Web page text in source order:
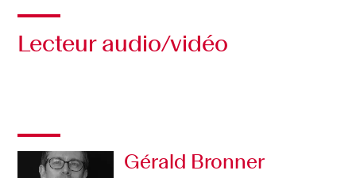
Lecteur audio/vidéo
Gérald Bronner